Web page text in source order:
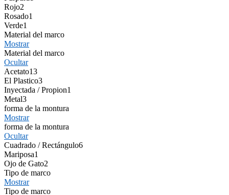
Rojo2
Rosado1
Verde1
Material del marco
Mostrar
Material del marco
Ocultar
Acetato13
El Plastico3
Inyectada / Propion1
Metal3
forma de la montura
Mostrar
forma de la montura
Ocultar
Cuadrado / Rectángulo6
Mariposa1
Ojo de Gato2
Tipo de marco
Mostrar
Tipo de marco